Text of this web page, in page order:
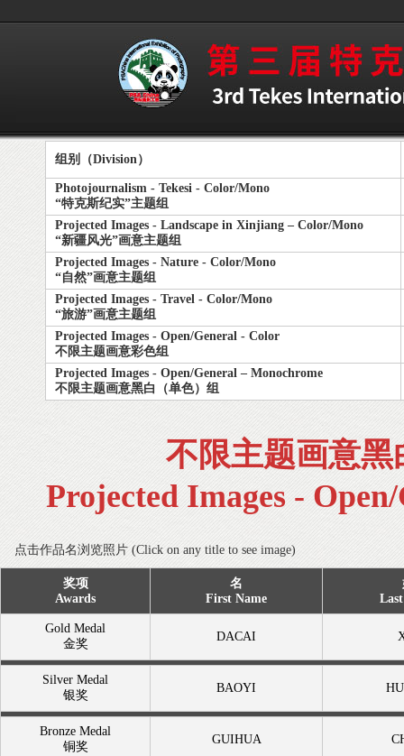
组别（Division）
Photojournalism - Tekesi - Color/Mono
“特克斯纪实”主题组
Projected Images - Landscape in Xinjiang – Color/Mono
“新疆风光”画意主题组
Projected Images - Nature - Color/Mono
“自然”画意主题组
Projected Images - Travel - Color/Mono
“旅游”画意主题组
Projected Images - Open/General - Color
不限主题画意彩色组
Projected Images - Open/General – Monochrome
不限主题画意黑白（单色）组
不限主题画意
Projected Images -
点击作品名浏览照片 (Click on any title to see image)
奖项
Awards
名
First Name
Gold Medal
金奖
DACAI
Silver Medal
银奖
BAOYI
Bronze Medal
铜奖
GUIHUA